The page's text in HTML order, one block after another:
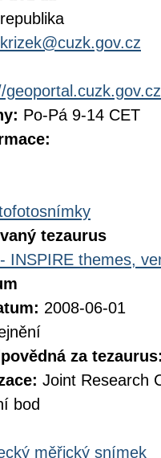
geoportal.cuzk.gov.cz
Po-Pá 9-14 CET
tezaurus
INSPIRE themes,
2008-06-01
za
Joint Research
bod
měřický snímek